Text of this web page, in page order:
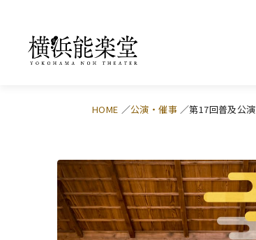
HOME 公演・催事 第17回普及公演